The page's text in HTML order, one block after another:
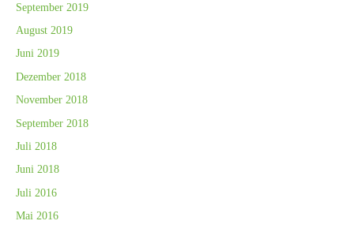
September 2019
August 2019
Juni 2019
Dezember 2018
November 2018
September 2018
Juli 2018
Juni 2018
Juli 2016
Mai 2016